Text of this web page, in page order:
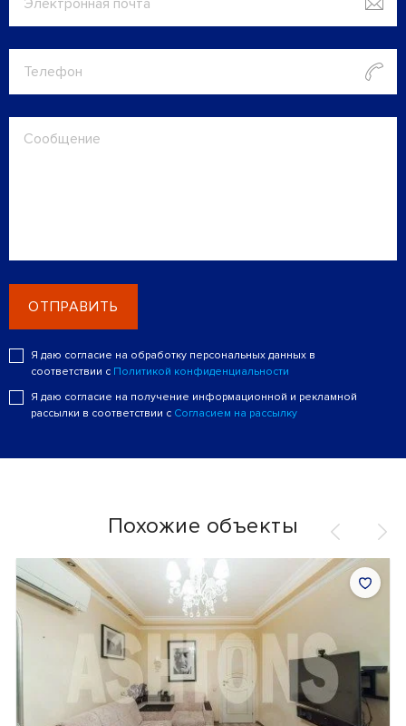
ОТПРАВИТЬ
Я даю согласие на обработку персональных данных в
соответствии с Политикой конфиденциальности
Я даю согласие на получение информационной и рекламной
рассылки в соответствии с Согласием на рассылку
Похожие объекты